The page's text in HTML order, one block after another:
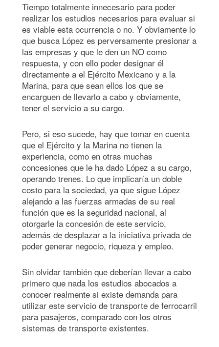
Tiempo totalmente innecesario para poder
realizar los estudios necesarios para evaluar si
es viable esta ocurrencia o no. Y obviamente lo
que busca López es perversamente presionar a
las empresas y que le den un NO como
respuesta, y con ello poder designar él
directamente a el Ejército Mexicano y a la
Marina, para que sean ellos los que se
encarguen de llevarlo a cabo y obviamente,
tener el servicio a su cargo.
Pero, si eso sucede, hay que tomar en cuenta
que el Ejército y la Marina no tienen la
experiencia, como en otras muchas
concesiones que le ha dado López a su cargo,
operando trenes. Lo que implicaría un doble
costo para la sociedad, ya que sigue López
alejando a las fuerzas armadas de su real
función que es la seguridad nacional, al
otorgarle la concesión de este servicio,
además de desplazar a la iniciativa privada de
poder generar negocio, riqueza y empleo.
Sin olvidar también que deberían llevar a cabo
primero que nada los estudios abocados a
conocer realmente si existe demanda para
utilizar este servicio de transporte de ferrocarril
para pasajeros, comparado con los otros
sistemas de transporte existentes.